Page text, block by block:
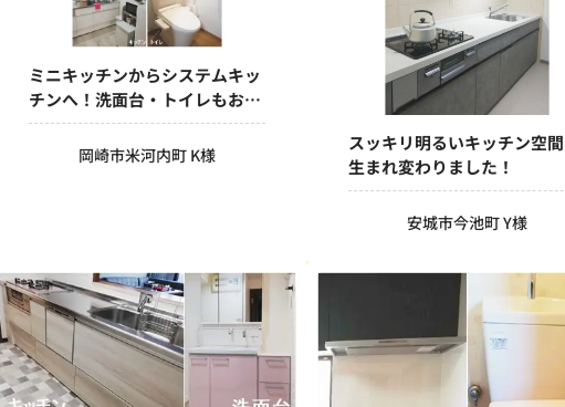
ミニキッチンからシステムキッ
チンへ！洗面台・トイレもお取
替え♪
岡崎市米河内町 K様
スッキリ明るいキッチン空
生まれ変わりました！
安城市今池町 Y様